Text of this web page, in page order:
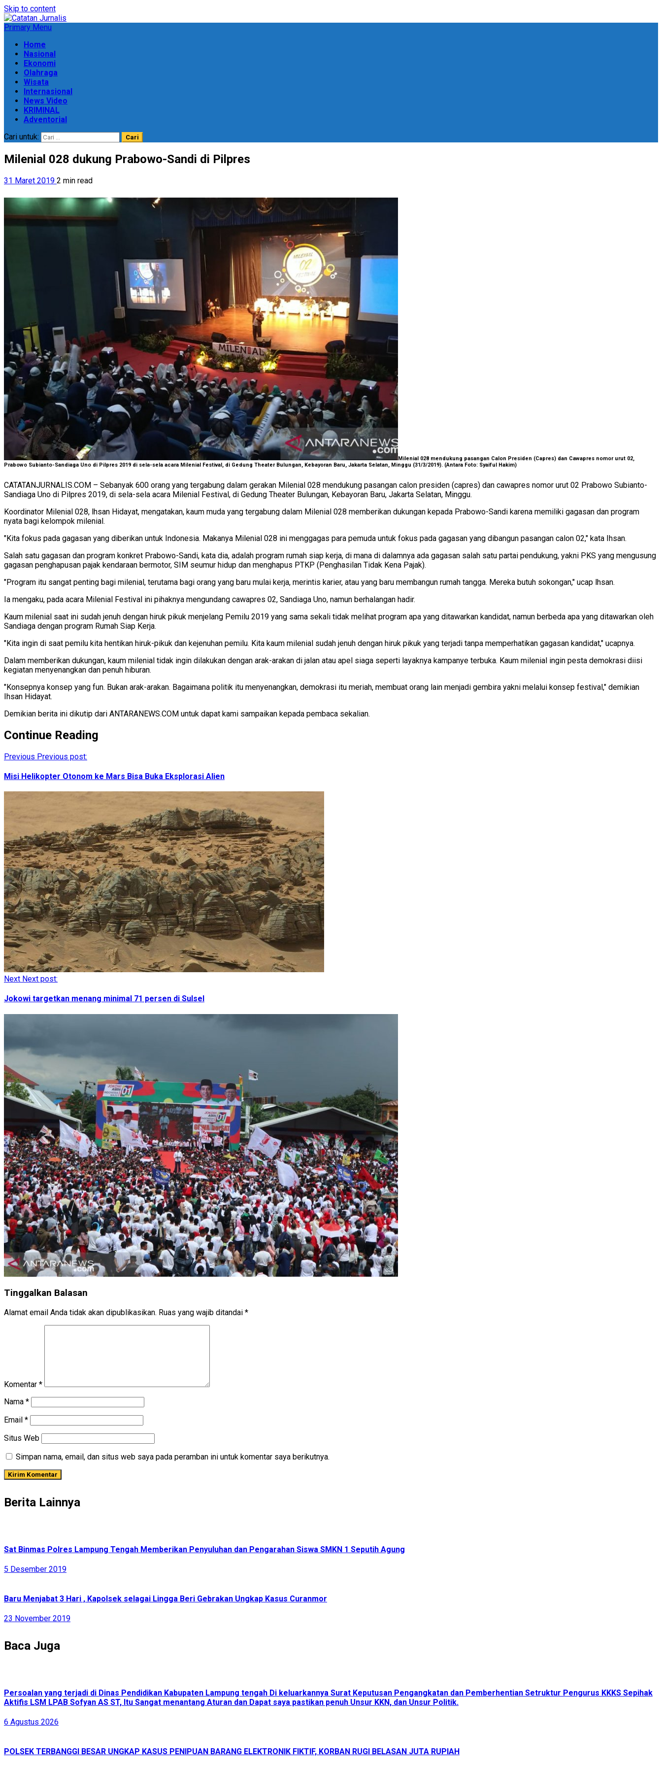
Skip to content
Primary Menu
Home
Nasional
Ekonomi
Olahraga
Wisata
Internasional
News Video
KRIMINAL
Adventorial
Cari untuk:
Milenial 028 dukung Prabowo-Sandi di Pilpres
31 Maret 2019 2 min read
Milenial 028 mendukung pasangan Calon Presiden (Capres) dan Cawapres nomor urut 02,
Prabowo Subianto-Sandiaga Uno di Pilpres 2019 di sela-sela acara Milenial Festival, di Gedung Theater Bulungan, Kebayoran Baru, Jakarta Selatan, Minggu (31/3/2019). (Antara Foto: Syaiful Hakim)
CATATANJURNALIS.COM – Sebanyak 600 orang yang tergabung dalam gerakan Milenial 028 mendukung pasangan calon presiden (capres) dan cawapres nomor urut 02 Prabowo Subianto-
Sandiaga Uno di Pilpres 2019, di sela-sela acara Milenial Festival, di Gedung Theater Bulungan, Kebayoran Baru, Jakarta Selatan, Minggu.
Koordinator Milenial 028, lhsan Hidayat, mengatakan, kaum muda yang tergabung dalam Milenial 028 memberikan dukungan kepada Prabowo-Sandi karena memiliki gagasan dan program
nyata bagi kelompok milenial.
"Kita fokus pada gagasan yang diberikan untuk Indonesia. Makanya Milenial 028 ini menggagas para pemuda untuk fokus pada gagasan yang dibangun pasangan calon 02," kata Ihsan.
Salah satu gagasan dan program konkret Prabowo-Sandi, kata dia, adalah program rumah siap kerja, di mana di dalamnya ada gagasan salah satu partai pendukung, yakni PKS yang mengusung
gagasan penghapusan pajak kendaraan bermotor, SIM seumur hidup dan menghapus PTKP (Penghasilan Tidak Kena Pajak).
"Program itu sangat penting bagi milenial, terutama bagi orang yang baru mulai kerja, merintis karier, atau yang baru membangun rumah tangga. Mereka butuh sokongan," ucap lhsan.
Ia mengaku, pada acara Milenial Festival ini pihaknya mengundang cawapres 02, Sandiaga Uno, namun berhalangan hadir.
Kaum milenial saat ini sudah jenuh dengan hiruk pikuk menjelang Pemilu 2019 yang sama sekali tidak melihat program apa yang ditawarkan kandidat, namun berbeda apa yang ditawarkan oleh
Sandiaga dengan program Rumah Siap Kerja.
"Kita ingin di saat pemilu kita hentikan hiruk-pikuk dan kejenuhan pemilu. Kita kaum milenial sudah jenuh dengan hiruk pikuk yang terjadi tanpa memperhatikan gagasan kandidat," ucapnya.
Dalam memberikan dukungan, kaum milenial tidak ingin dilakukan dengan arak-arakan di jalan atau apel siaga seperti layaknya kampanye terbuka. Kaum milenial ingin pesta demokrasi diisi
kegiatan menyenangkan dan penuh hiburan.
"Konsepnya konsep yang fun. Bukan arak-arakan. Bagaimana politik itu menyenangkan, demokrasi itu meriah, membuat orang lain menjadi gembira yakni melalui konsep festival," demikian
Ihsan Hidayat.
Demikian berita ini dikutip dari ANTARANEWS.COM untuk dapat kami sampaikan kepada pembaca sekalian.
Continue Reading
Previous Previous post:
Misi Helikopter Otonom ke Mars Bisa Buka Eksplorasi Alien
Next Next post:
Jokowi targetkan menang minimal 71 persen di Sulsel
Tinggalkan Balasan
Alamat email Anda tidak akan dipublikasikan. Ruas yang wajib ditandai *
Komentar *
Nama *
Email *
Situs Web
Simpan nama, email, dan situs web saya pada peramban ini untuk komentar saya berikutnya.
Berita Lainnya
Sat Binmas Polres Lampung Tengah Memberikan Penyuluhan dan Pengarahan Siswa SMKN 1 Seputih Agung
5 Desember 2019
Baru Menjabat 3 Hari , Kapolsek selagai Lingga Beri Gebrakan Ungkap Kasus Curanmor
23 November 2019
Baca Juga
Persoalan yang terjadi di Dinas Pendidikan Kabupaten Lampung tengah Di keluarkannya Surat Keputusan Pengangkatan dan Pemberhentian Setruktur Pengurus KKKS Sepihak
Aktifis LSM LPAB Sofyan AS ST, Itu Sangat menantang Aturan dan Dapat saya pastikan penuh Unsur KKN, dan Unsur Politik.
6 Agustus 2026
POLSEK TERBANGGI BESAR UNGKAP KASUS PENIPUAN BARANG ELEKTRONIK FIKTIF, KORBAN RUGI BELASAN JUTA RUPIAH